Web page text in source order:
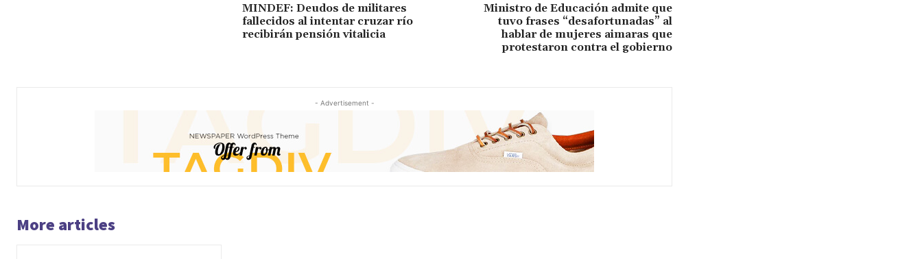
MINDEF: Deudos de militares
fallecidos al intentar cruzar río
recibirán pensión vitalicia
Ministro de Educación admite que
tuvo frases “desafortunadas” al
hablar de mujeres aimaras que
protestaron contra el gobierno
- Advertisement -
More articles